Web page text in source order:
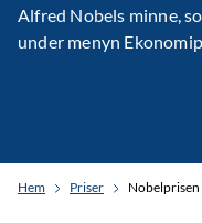
Alfred Nobels minne,
under menyn
Hem Priser Nobelprisen